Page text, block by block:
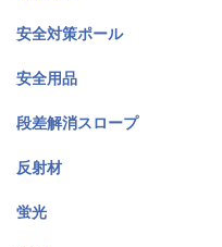
安全対策ポール
安全用品
段差解消スロープ
反射材
蛍光